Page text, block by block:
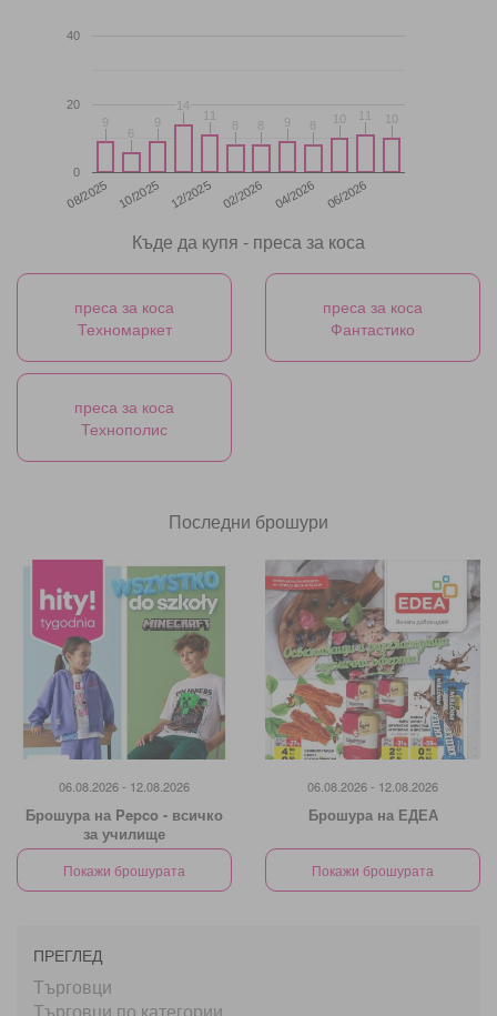
08/2025 10/2025 12/2025 02/2026 04/2026 06/2026
0
20
40
99
66
99
14
14
11
11
88 88 99 88 10
10 11
11 10
10
Къде да купя - преса за коса
преса за коса
Техномаркет
преса за коса
Фантастико
преса за коса
Технополис
Последни брошури
06.08.2026 - 12.08.2026
Брошура на Pepco - всичко
за училище
Покажи брошурата
06.08.2026 - 12.08.2026
Брошура на ЕДЕА
Покажи брошурата
ПРЕГЛЕД
Търговци